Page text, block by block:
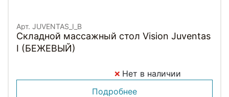
Арт. JUVENTAS_I_B
Складной массажный стол Vision Juventas
I (БЕЖЕВЫЙ)
Нет в наличии
Подробнее